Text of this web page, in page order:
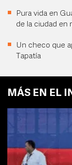
Pura vida en
de la ciudad en
Un checo que
Tapatía
MÁS EN EL